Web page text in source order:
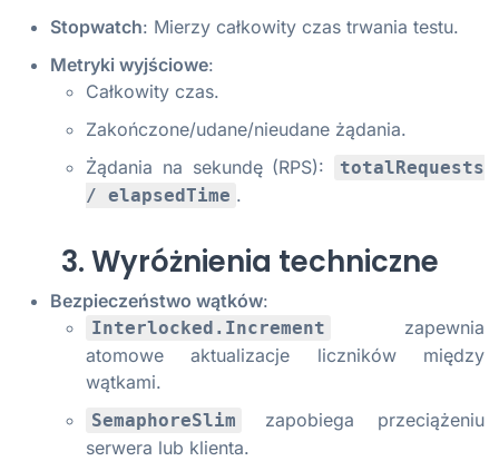
Stopwatch: Mierzy całkowity czas trwania testu.
Metryki wyjściowe:
Całkowity czas.
Zakończone/udane/nieudane żądania.
Żądania na sekundę (RPS):
totalRequests
/ elapsedTime .
3. Wyróżnienia techniczne
Bezpieczeństwo wątków:
Interlocked.Increment
zapewnia
atomowe aktualizacje liczników między
wątkami.
SemaphoreSlim
zapobiega przeciążeniu
serwera lub klienta.